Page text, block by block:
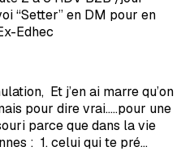
“Setter” en DM pour en
Edhec
Et j’en ai marre qu’on
pour dire vrai…..pour une
parce que dans la vie
: 1. celui qui te pré…